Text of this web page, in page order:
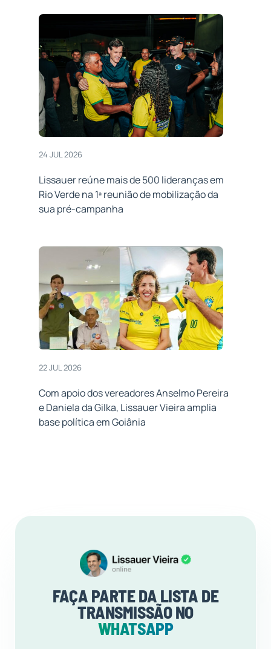
24 JUL 2026
Lissauer reúne mais de 500 lideranças em
Rio Verde na 1ª reunião de mobilização da
sua pré-campanha
22 JUL 2026
Com apoio dos vereadores Anselmo Pereira
e Daniela da Gilka, Lissauer Vieira amplia
base política em Goiânia
FAÇA PARTE DA LISTA DE
TRANSMISSÃO NO
WHATSAPP